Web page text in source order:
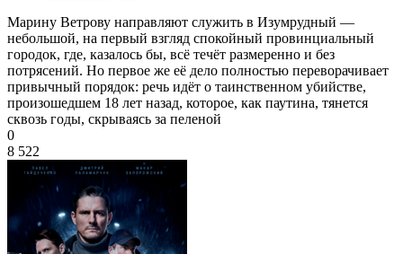
Марину Ветрову направляют служить в Изумрудный —
небольшой, на первый взгляд спокойный провинциальный
городок, где, казалось бы, всё течёт размеренно и без
потрясений. Но первое же её дело полностью переворачивает
привычный порядок: речь идёт о таинственном убийстве,
произошедшем 18 лет назад, которое, как паутина, тянется
сквозь годы, скрываясь за пеленой
0
8 522